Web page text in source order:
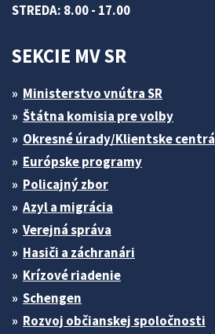
STREDA: 8.00 - 17.00
SEKCIE MV SR
Ministerstvo vnútra SR
Štátna komisia pre volby
Okresné úrady/Klientske centrá
Európske programy
Policajný zbor
Azyl a migrácia
Verejná správa
Hasiči a záchranári
Krízové riadenie
Schengen
Rozvoj občianskej spoločnosti